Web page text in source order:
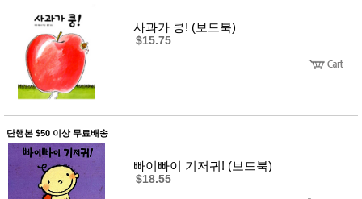
스킨케
메이크
업
헤어케
어/염색
어/향수
남성화
장품
미용제
품
주방가
사과가 쿵! (보드북)
$15.75
단행본 $50 이상 무료배송
빠이빠이 기저귀! (보드북)
$18.55